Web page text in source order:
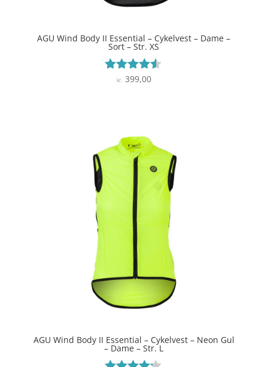
AGU Wind Body II Essential – Cykelvest – Dame –
Sort – Str. XS
Vurderet
kr. 399,00
AGU Wind Body II Essential – Cykelvest – Neon Gul
– Dame – Str. L